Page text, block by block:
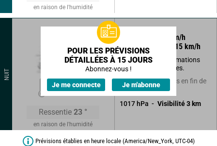
en raison de l'humidité
NUIT
21°
Ressentie 23 °
en raison de l'humidité
km/h
Rafales à
15 km/h
Eclaircies, mais formations
brumeuses possibles.
Possibilité d'averses en fin de
nuit.
1017 hPa Visibilité 3 km
POUR LES PRÉVISIONS
DÉTAILLÉES À 15 JOURS
Abonnez-vous !
Je me connecte Je m'abonne
Prévisions établies en heure locale (America/New_York, UTC-04)